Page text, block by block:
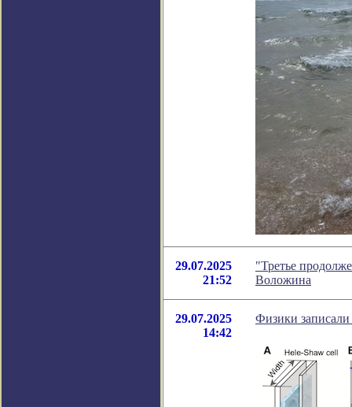
29.07.2025
21:52
"Третье
Воложина
29.07.2025
14:42
Физики